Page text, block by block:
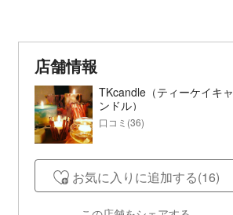
店舗情報
TKcandle（ティーケイキャ
ンドル）
口コミ(36)
お気に入りに追加する(16)